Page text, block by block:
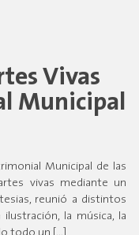
Vivas
Municipal
Municipal de las
vivas mediante un
reunió a distintos
la música, la